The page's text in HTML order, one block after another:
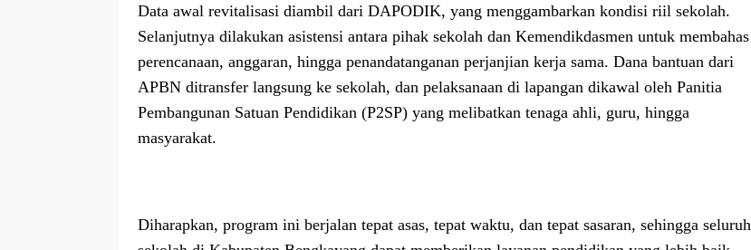
Data awal revitalisasi diambil dari DAPODIK, yang menggambarkan kondisi riil sekolah.
Selanjutnya dilakukan asistensi antara pihak sekolah dan Kemendikdasmen untuk membahas
perencanaan, anggaran, hingga penandatanganan perjanjian kerja sama. Dana bantuan dari
APBN ditransfer langsung ke sekolah, dan pelaksanaan di lapangan dikawal oleh Panitia
Pembangunan Satuan Pendidikan (P2SP) yang melibatkan tenaga ahli, guru, hingga
masyarakat.
Diharapkan, program ini berjalan tepat asas, tepat waktu, dan tepat sasaran, sehingga seluruh